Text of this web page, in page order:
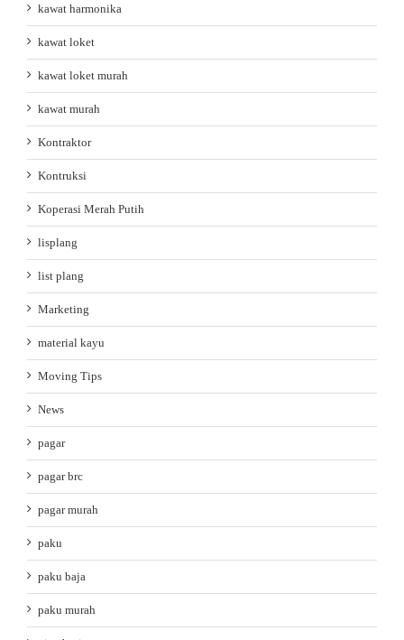
kawat harmonika
kawat loket
kawat loket murah
kawat murah
Kontraktor
Kontruksi
Koperasi Merah Putih
lisplang
list plang
Marketing
material kayu
Moving Tips
News
pagar
pagar brc
pagar murah
paku
paku baja
paku murah